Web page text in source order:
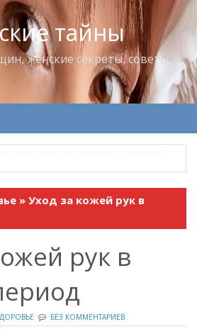
тайны
женские секреты, советы
» Уход за кожей рук в
рук в
БЕЗ КОММЕНТАРИЕВ